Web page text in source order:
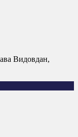
Видовдан,